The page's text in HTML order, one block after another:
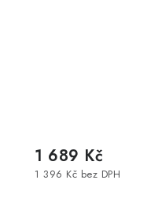
1 396 Kč bez DPH
1 689 Kč